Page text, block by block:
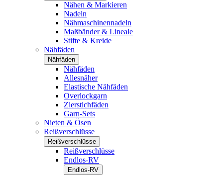
Nähen & Markieren
Nadeln
Nähmaschinennadeln
Maßbänder & Lineale
Stifte & Kreide
Nähfäden
Nähfäden
Nähfäden
Allesnäher
Elastische Nähfäden
Overlockgarn
Zierstichfäden
Garn-Sets
Nieten & Ösen
Reißverschlüsse
Reißverschlüsse
Reißverschlüsse
Endlos-RV
Endlos-RV